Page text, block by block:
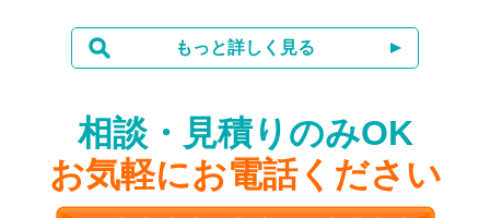
けられる装置もありますので事前にご相談くだされば対応しま
もっと詳しく見る
相談・見積りのみOK
お気軽にお電話ください